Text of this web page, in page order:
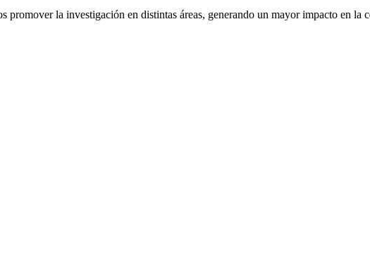
promover la investigación en distintas áreas, generando un mayor impacto en la